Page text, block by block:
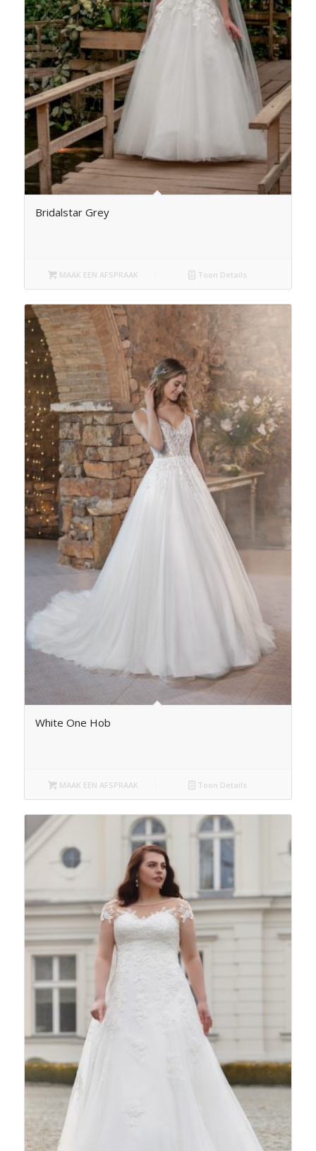
Bridalstar Grey
MAAK EEN AFSPRAAK Toon Details
White One Hob
MAAK EEN AFSPRAAK Toon Details